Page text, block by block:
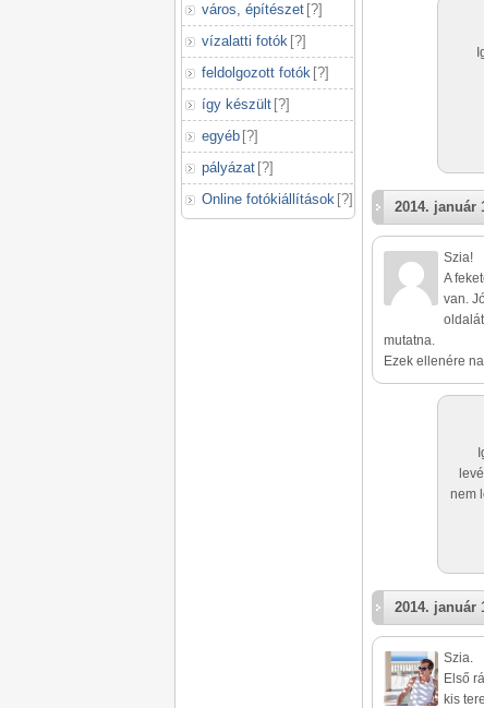
város, építészet [?]
vízalatti fotók [?]
feldolgozott fotók [?]
így készült [?]
egyéb [?]
pályázat [?]
Online fotókiállítások [?] 2014. január
Szia!
A
van.
mutatna.
Ezek ellenére
nem
2014. január
Szia.
Első
kis